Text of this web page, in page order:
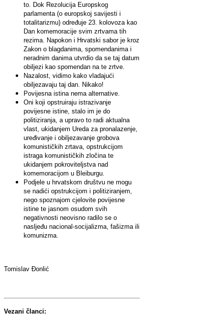
to. Dok Rezolucija Europskog
parlamenta (o europskoj savijesti i
totalitarizmu) određuje 23. kolovoza kao
Dan komemoracije svim zrtvama tih
rezima. Napokon i Hrvatski sabor je kroz
Zakon o blagdanima, spomendanima i
neradnim danima utvrdio da se taj datum
obiljezi kao spomendan na te zrtve.
Nazalost, vidimo kako vladajući
obiljezavaju taj dan. Nikako!
Povijesna istina nema alternative.
Oni koji opstruiraju istrazivanje
povijesne istine, stalo im je do
politiziranja, a upravo to radi aktualna
vlast, ukidanjem Ureda za pronalazenje,
uređivanje i obiljezavanje grobova
komunističkih zrtava, opstrukcijom
istraga komunističkih zločina te
ukidanjem pokroviteljstva nad
komemoracijom u Bleiburgu.
Podjele u hrvatskom društvu ne mogu
se nadići opstrukcijom i politiziranjem,
nego spoznajom cjelovite povijesne
istine te jasnom osudom svih
negativnosti neovisno radilo se o
nasljeđu nacional-socijalizma, fašizma ili
komunizma.
Tomislav Đonlić
Vezani članci: